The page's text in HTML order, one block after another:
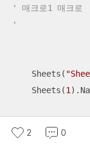
' 매크로1 매크로
'
    Sheets(
    Sheets(
1
2 0